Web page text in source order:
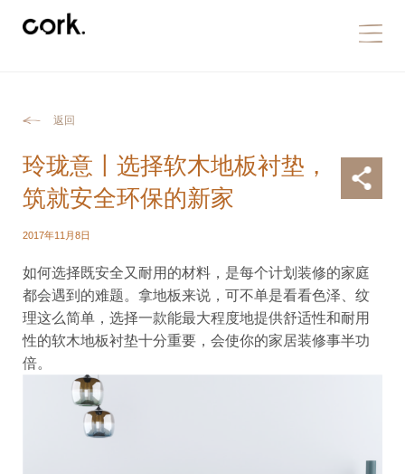
返回
玲珑意〡选择软木地板衬垫，
筑就安全环保的新家
2017年11月8日
如何选择既安全又耐用的材料，是每个计划装修的家庭
都会遇到的难题。拿地板来说，可不单是看看色泽、纹
理这么简单，选择一款能最大程度地提供舒适性和耐用
性的软木地板衬垫十分重要，会使你的家居装修事半功
倍。